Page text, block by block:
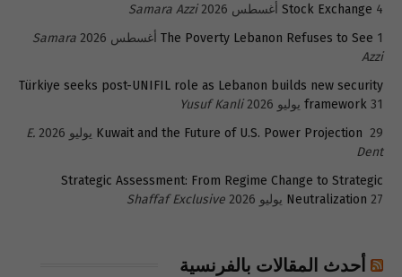
Stock Exchange 4 أغسطس 2026
Samara Azzi
The Poverty Lebanon Refuses to See 1 أغسطس 2026
Samara
Azzi
Türkiye seeks post-UNIFIL role as Lebanon builds new security
framework 31 يوليو 2026
Yusuf Kanli
Kuwait and the Future of U.S. Power Projection 29 يوليو 2026
E.
Dent
Strategic Assessment: From Regime Change to Strategic
Neutralization 27 يوليو 2026 Shaffaf Exclusive
أحدث المقالات بالفرنسية